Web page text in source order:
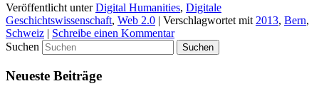
Veröffentlicht unter Digital Humanities, Digitale
Geschichtswissenschaft, Web 2.0 | Verschlagwortet mit 2013, Bern,
Schweiz | Schreibe einen Kommentar
Suchen
Neueste Beiträge